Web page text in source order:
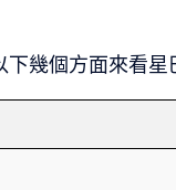
幾個方面來看星